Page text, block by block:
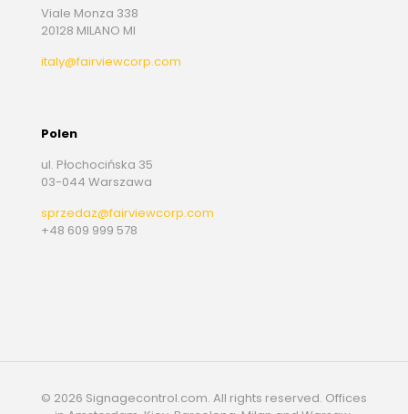
Viale Monza 338
20128 MILANO MI
italy@fairviewcorp.com
Polen
ul. Płochocińska 35
03-044 Warszawa
sprzedaz@fairviewcorp.com
+48 609 999 578
© 2026 Signagecontrol.com. All rights reserved. Offices